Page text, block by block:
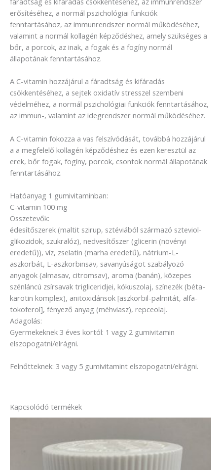
erősítéséhez, a normál pszichológiai funkciók
fenntartásához, az immunrendszer normál működéséhez,
valamint a normál kollagén képződéshez, amely szükséges a
bőr, a porcok, az inak, a fogak és a fogíny normál
állapotának fenntartásához.
A C-vitamin hozzájárul a fáradtság és kifáradás
csökkentéséhez, a sejtek oxidatív stresszel szembeni
védelméhez, a normál pszichológiai funkciók fenntartásához,
az immun-, valamint az idegrendszer normál működéséhez.
A C-vitamin fokozza a vas felszívódását, továbbá hozzájárul
a a megfelelő kollagén képződéshez és ezen keresztül az
erek, bőr fogak, fogíny, porcok, csontok normál állapotának
fenntartásához.
Hatóanyag 1 gumivitaminban:
C-vitamin 100 mg
Összetevők:
édesítőszerek (maltit szirup, sztéviából származó szteviol-
glikozidok, szukralóz), nedvesítőszer (glicerin (növényi
eredetű)), víz, zselatin (marha eredetű), nátrium-L-
aszkorbát, L-aszkorbinsav, savanyúságot szabályozó
anyagok (almasav, citromsav), aroma (banán), közepes
szénláncú zsírsavak trigliceridjei, kókuszolaj, színezék (béta-
karotin komplex), anitoxidánsok [aszkorbil-palmitát, alfa-
tokoferol], fényező anyag (méhviasz), repceolaj.
Adagolás:
Gyermekeknek 3 éves kortól: 1 vagy 2 gumivitamin
elszopogatni/elrágni.
Felnőtteknek: 3 vagy 5 gumivitamint elszopogatni/elrágni.
Kapcsolódó termékek